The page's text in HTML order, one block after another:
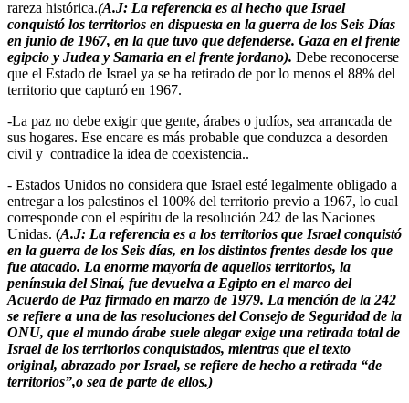
rareza histórica.(A.J: La referencia es al hecho que Israel
conquistó los territorios en dispuesta en la guerra de los Seis Días
en junio de 1967, en la que tuvo que defenderse. Gaza en el frente
egipcio y Judea y Samaria en el frente jordano). Debe reconocerse
que el Estado de Israel ya se ha retirado de por lo menos el 88% del
territorio que capturó en 1967.
-La paz no debe exigir que gente, árabes o judíos, sea arrancada de
sus hogares. Ese encare es más probable que conduzca a desorden
civil y contradice la idea de coexistencia..
- Estados Unidos no considera que Israel esté legalmente obligado a
entregar a los palestinos el 100% del territorio previo a 1967, lo cual
corresponde con el espíritu de la resolución 242 de las Naciones
Unidas. (A.J: La referencia es a los territorios que Israel conquistó
en la guerra de los Seis días, en los distintos frentes desde los que
fue atacado. La enorme mayoría de aquellos territorios, la
península del Sinaí, fue devuelva a Egipto en el marco del
Acuerdo de Paz firmado en marzo de 1979. La mención de la 242
se refiere a una de las resoluciones del Consejo de Seguridad de la
ONU, que el mundo árabe suele alegar exige una retirada total de
Israel de los territorios conquistados, mientras que el texto
original, abrazado por Israel, se refiere de hecho a retirada “de
territorios”,o sea de parte de ellos.)